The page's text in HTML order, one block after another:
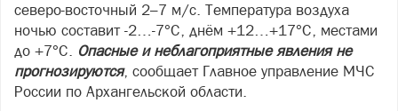
северо-восточный 2–7 м/с. Температура воздуха
ночью составит -2…-7°С, днём +12…+17°С, местами
до +7°С. Опасные и неблагоприятные явления не
прогнозируются, сообщает Главное управление МЧС
России по Архангельской области.